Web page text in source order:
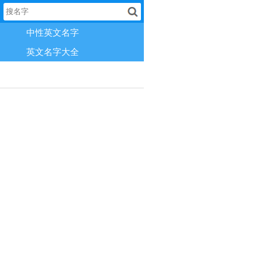
中性英文名字
英文名字大全